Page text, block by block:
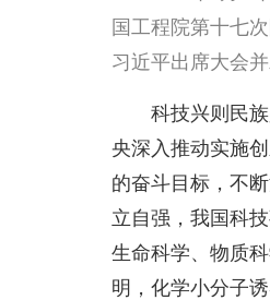
国工程院第十七
习近平出席大会
科技兴则民
央深入推动实施
的奋斗目标，不
立自强，我国科
生命科学、物质
明，化学小分子